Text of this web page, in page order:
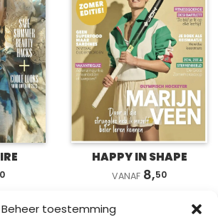
Beheer toestemming
HAPPY IN SHAPE
VANAF 8,50